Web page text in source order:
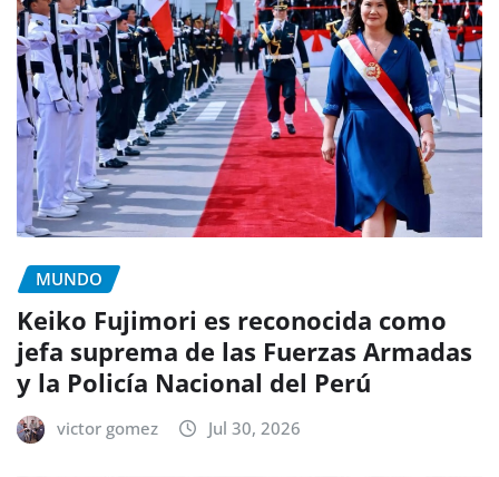
MUNDO
Keiko Fujimori es reconocida como
jefa suprema de las Fuerzas Armadas
y la Policía Nacional del Perú
victor gomez Jul 30, 2026